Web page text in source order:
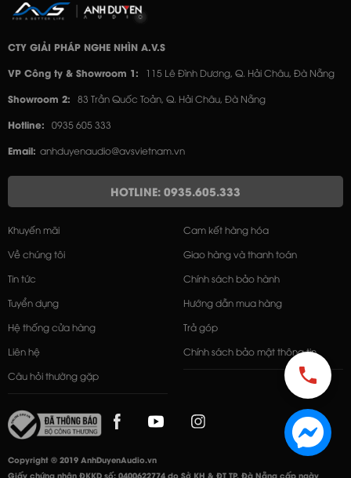
CTY GIẢI PHÁP NGHE NHÌN A.V.S
VP Công ty & Showroom 1: 115 Lê Đình Dương, Q. Hải Châu, Đà Nẵng
Showroom 2: 83 Trần Quốc Toản, Q. Hải Châu, Đà Nẵng
Hotline: 0935 605 333
Email: anhduyenaudio@avsvietnam.vn
HOTLINE: 0935.605.333
Khuyến mãi
Về chúng tôi
Tin tức
Tuyển dụng
Hệ thống cửa hàng
Liên hệ
Câu hỏi thường gặp
Cam kết hàng hóa
Giao hàng và thanh toán
Chính sách bảo hành
Hướng dẫn mua hàng
Trả góp
Chính sách bảo mật thông tin
Copyright © 2019 AnhDuyenAudio.vn